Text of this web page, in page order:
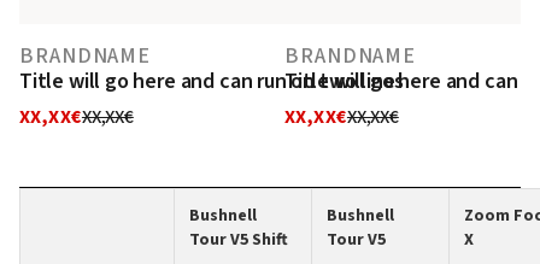
BRANDNAME
Title will go here and can run on two lines
XX,XX€XX,XX€
BRANDNAME
Title will go here and can
XX,XX€XX,XX€
Bushnell
Tour V5 Shift
Bushnell
Tour V5
Zoom
X